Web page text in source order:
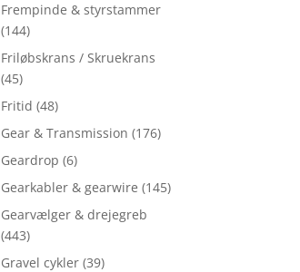
Frempinde & styrstammer
(144)
Friløbskrans / Skruekrans
(45)
Fritid (48)
Gear & Transmission (176)
Geardrop (6)
Gearkabler & gearwire (145)
Gearvælger & drejegreb
(443)
Gravel cykler (39)